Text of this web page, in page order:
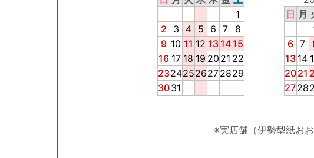
1
2
3 4 5 6 7
8
9 10 11 12 13 14 15
16 17 18 19 20 21 22
23242526272829
3031
日 月
6 7
13 14
2021
2728
※実店舗（伊勢型紙お